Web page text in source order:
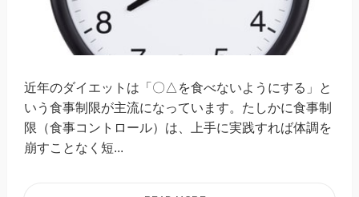
近年のダイエットは「〇△を食べないようにする」と
いう食事制限が主流になっています。たしかに食事制
限（食事コントロール）は、上手に実践すれば体調を
崩すことなく短...